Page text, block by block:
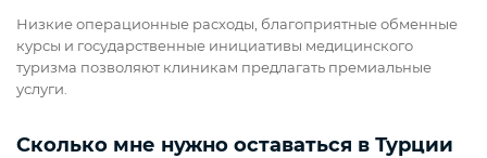
Низкие операционные расходы, благоприятные обменные
курсы и государственные инициативы медицинского
туризма позволяют клиникам предлагать премиальные
услуги.
Сколько мне нужно оставаться в Турции